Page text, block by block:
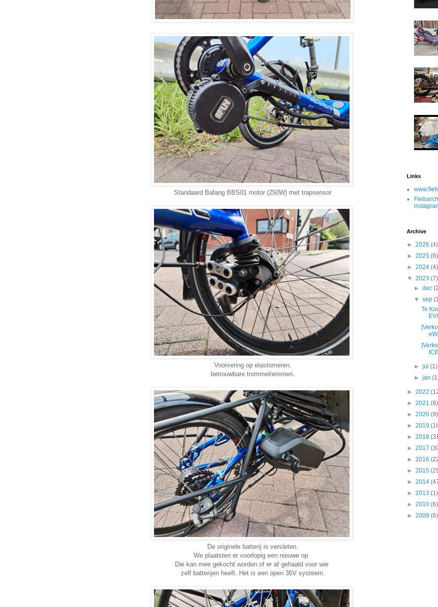
Standaard Bafang BBS01 motor (250W) met trapsensor
Voorvering op elastomeren,
betrouwbare trommelremmen.
De originele batterij is versleten.
We plaatsten er voorlopig een nieuwe op.
Die kan mee gekocht worden of er af gehaald voor wie
zelf batterijen heeft. Het is een open 36V systeem.
Links
Archive
► 2026 (4)
► 2025 (6)
► 2024 (4)
▼ 2023 (7)
►dec
▼sep
Te
►jul(1)
►jan
► 2022
► 2021 (8)
► 2020 (9)
► 2019
► 2018
► 2017
► 2016
► 2015
► 2014
► 2013 (1)
► 2010 (6)
► 2009 (6)